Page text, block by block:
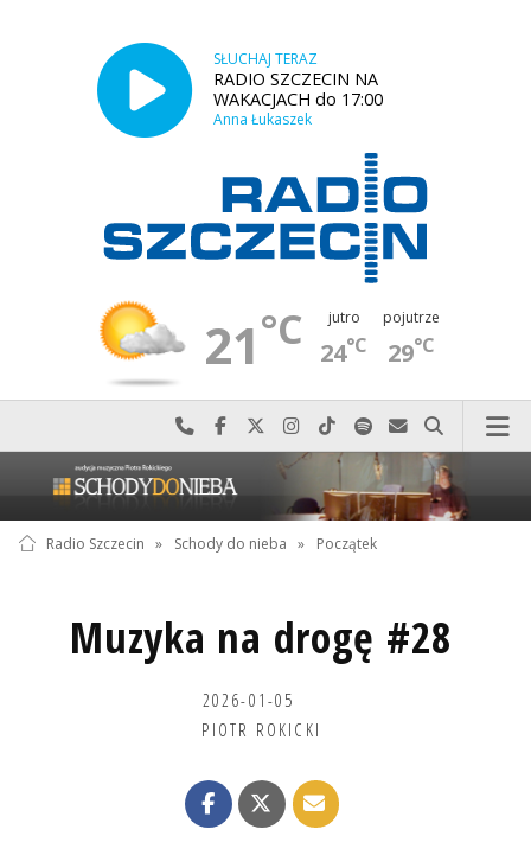
SŁUCHAJ TERAZ
RADIO SZCZECIN NA
WAKACJACH do 17:00
Anna Łukaszek
21°C jutro
24°C
pojutrze
29°C
Najlepiej po prostu do nas zadzwoń
Odwiedź nas na Facebook-u
Odwiedź nas na X
Odwiedź nas na Instagram-ie
Odwiedź nas na TikTok-u
Szukaj nas na Spotify
Wyślij do nas
Szukaj
Radio Szczecin » Schody do nieba » Początek
Muzyka na drogę #28
2026-01-05
PIOTR ROKICKI